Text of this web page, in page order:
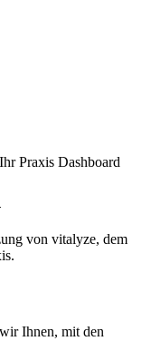
Praxis Dashboard
von vitalyze, dem
Ihnen, mit den